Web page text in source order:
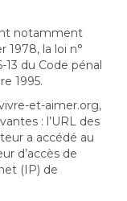
notamment
1978, la loi n°
13 du Code pénal
1995.
et-aimer.org,
: l’URL des
a accédé au
d’accès de
(IP) de